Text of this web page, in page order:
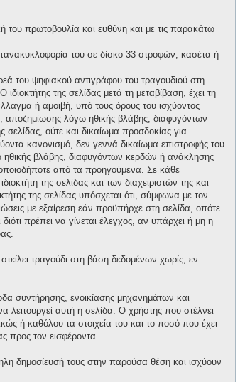
του πρωτοβουλία και ευθύνη και με τις παρακάτω
του σε δίσκο 33 στροφών, κασέτα ή
του ψηφιακού αντιγράφου του τραγουδιού στη
της σελίδας μετά τη μεταβίβαση, έχει τη
ή αμοιβή, υπό τους όρους του ισχύοντος
αποζημίωσης λόγω ηθικής βλάβης, διαφυγόντων
ούτε και δικαίωμα προσδοκίας για
κανονισμό, δεν γεννά δικαίωμα επιστροφής του
ηθικής βλάβης, διαφυγόντων κερδών ή ανάκλησης
οποιοδήποτε από τα προηγούμενα. Σε κάθε
της σελίδας και των διαχειριστών της και
της σελίδας υπόσχεται ότι, σύμφωνα με τον
με εξαίρεση εάν προϋπήρχε στη σελίδα, οπότε
πρέπει να γίνεται έλεγχος, αν υπάρχει ή μη η
τραγούδι στη βάση δεδομένων χωρίς, εν
συντήρησης, ενοικίασης μηχανημάτων και
αυτή η σελίδα. Ο χρήστης που στέλνει
ή καθόλου τα στοιχεία του και το ποσό που έχει
προς τον εισφέροντα.
δημοσίευσή τους στην παρούσα θέση και ισχύουν